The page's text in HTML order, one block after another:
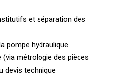
et séparation des
pompe hydraulique
(via métrologie des pièces
devis technique